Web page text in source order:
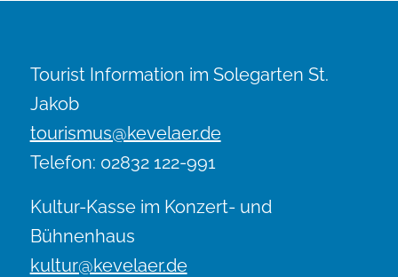
Tourist Information im Solegarten St.
Jakob
tourismus@kevelaer.de
Telefon: 02832 122-991
Kultur-Kasse im Konzert- und
Bühnenhaus
kultur@kevelaer.de